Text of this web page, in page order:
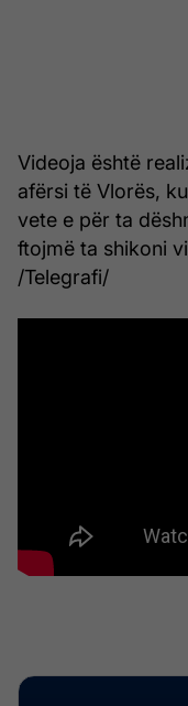
Videoja është
afërsi të Vlorës,
vete e për ta
ftojmë ta shikoni
/Telegrafi/